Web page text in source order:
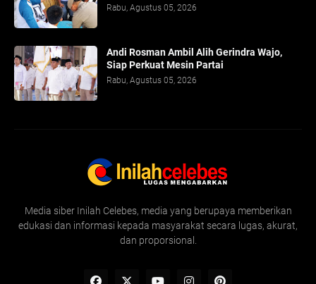
Rabu, Agustus 05, 2026
Andi Rosman Ambil Alih Gerindra Wajo,
Siap Perkuat Mesin Partai
Rabu, Agustus 05, 2026
Media siber Inilah Celebes, media yang berupaya memberikan
edukasi dan informasi kepada masyarakat secara lugas, akurat,
dan proporsional.